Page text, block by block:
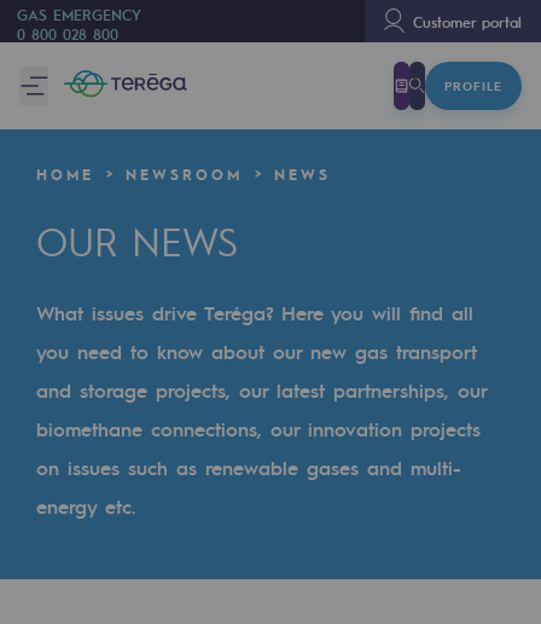
GAS EMERGENCY
0 800 028 800
Customer portal
PROFILE
We are
Teréga
Accelerator of energy transition
A local and European network
An adaptive and open organisation
An adaptive and open
HOME NEWSROOM NEWS
OUR NEWS
What issues drive Teréga? Here you will find all
you need to know about our new gas transport
and storage projects, our latest partnerships, our
biomethane connections, our innovation projects
on issues such as renewable gases and multi-
energy etc.